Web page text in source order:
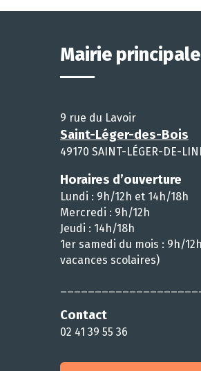
Mairie principale
9 rue du Lavoir
Saint-Léger-des-Bois
49170 SAINT-LÉGER-DE-
Horaires d’ouverture
Lundi : 9h/12h et 14h/18h
Mercredi : 9h/12h
Jeudi : 14h/18h
1er samedi du mois : 9h/
vacances scolaires)
Contact
02 41 39 55 36